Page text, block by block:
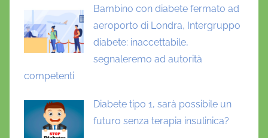
e
t
Bambino con diabete fermato ad
aeroporto di Londra, Intergruppo
diabete: inaccettabile,
segnaleremo ad autorità
competenti
Diabete tipo 1, sarà possibile un
futuro senza terapia insulinica?